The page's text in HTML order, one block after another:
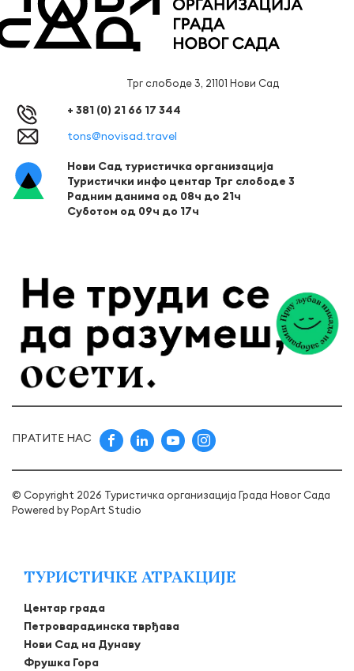
Трг слободе 3, 21101 Нови Сад
+ 381 (0) 21 66 17 344
tons@novisad.travel
Нови Сад туристичка организација
Туристички инфо центар Трг слободе 3
Радним данима од 08ч до 21ч
Суботом од 09ч до 17ч
ПРАТИТЕ НАС
© Copyright 2026 Туристичка организација Града Новог Сада
Powered byPopArt Studio
ТУРИСТИЧКЕ АТРАКЦИЈЕ
Центар града
Петроварадинска тврђава
Нови Сад на Дунаву
Фрушка Гора